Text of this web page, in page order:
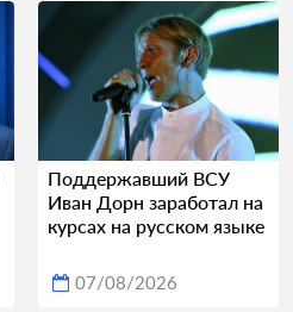
Поддержавший ВСУ
Иван Дорн заработал на
курсах на русском языке
07/08/2026